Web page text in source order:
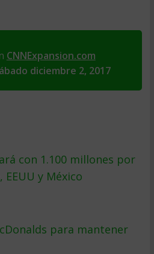
CNNExpansion.com
diciembre 2, 2017
con 1.100 millones por
y México
para mantener